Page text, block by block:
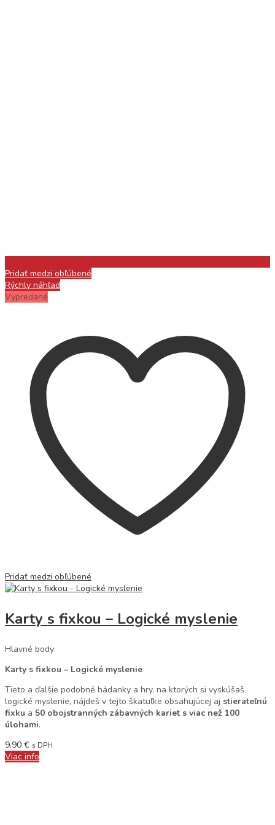
Pridať medzi obľúbené
Rýchly náhľad
Vypredané
Pridať medzi obľúbené
Karty s fixkou – Logické myslenie
Hlavné body:
Karty s fixkou – Logické myslenie
Tieto a ďalšie podobné hádanky a hry, na ktorých si vyskúšaš
logické myslenie, nájdeš v tejto škatuľke obsahujúcej aj stierateľnú
fixku a 50 obojstranných zábavných kariet s viac než 100
úlohami.
9,90 € s DPH
Viac info